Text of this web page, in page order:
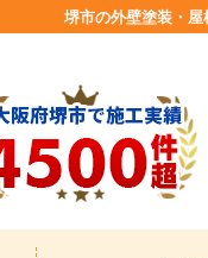
堺市の外壁塗装・